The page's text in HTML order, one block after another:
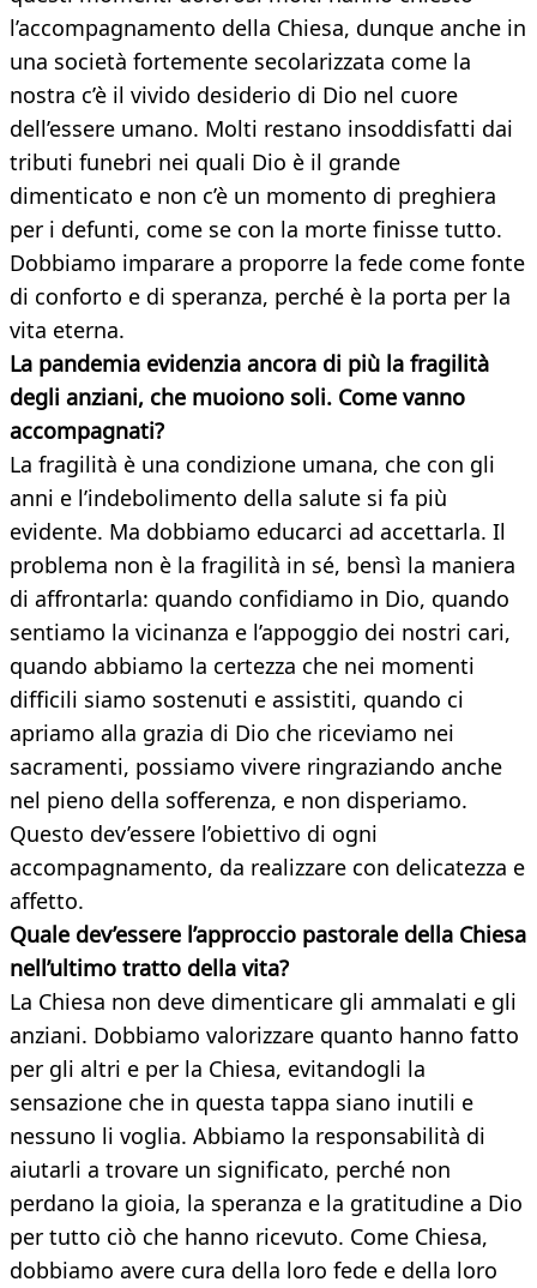
l’accompagnamento della Chiesa, dunque anche in
una società fortemente secolarizzata come la
nostra c’è il vivido desiderio di Dio nel cuore
dell’essere umano. Molti restano insoddisfatti dai
tributi funebri nei quali Dio è il grande
dimenticato e non c’è un momento di preghiera
per i defunti, come se con la morte finisse tutto.
Dobbiamo imparare a proporre la fede come fonte
di conforto e di speranza, perché è la porta per la
vita eterna.
La pandemia evidenzia ancora di più la fragilità
degli anziani, che muoiono soli. Come vanno
accompagnati?
La fragilità è una condizione umana, che con gli
anni e l’indebolimento della salute si fa più
evidente. Ma dobbiamo educarci ad accettarla. Il
problema non è la fragilità in sé, bensì la maniera
di affrontarla: quando confidiamo in Dio, quando
sentiamo la vicinanza e l’appoggio dei nostri cari,
quando abbiamo la certezza che nei momenti
difficili siamo sostenuti e assistiti, quando ci
apriamo alla grazia di Dio che riceviamo nei
sacramenti, possiamo vivere ringraziando anche
nel pieno della sofferenza, e non disperiamo.
Questo dev’essere l’obiettivo di ogni
accompagnamento, da realizzare con delicatezza e
affetto.
Quale dev’essere l’approccio pastorale della Chiesa
nell’ultimo tratto della vita?
La Chiesa non deve dimenticare gli ammalati e gli
anziani. Dobbiamo valorizzare quanto hanno fatto
per gli altri e per la Chiesa, evitandogli la
sensazione che in questa tappa siano inutili e
nessuno li voglia. Abbiamo la responsabilità di
aiutarli a trovare un significato, perché non
perdano la gioia, la speranza e la gratitudine a Dio
per tutto ciò che hanno ricevuto. Come Chiesa,
dobbiamo avere cura della loro fede e della loro